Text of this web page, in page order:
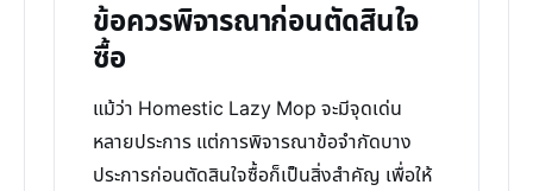
ข้อควรพิจารณาก่อนตัดสินใจ
ซื้อ
แม้ว่า Homestic Lazy Mop จะมีจุดเด่น
หลายประการ แต่การพิจารณาข้อจำกัดบาง
ประการก่อนตัดสินใจซื้อก็เป็นสิ่งสำคัญ เพื่อให้